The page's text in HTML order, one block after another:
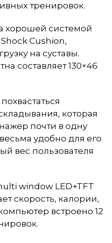
тренировок.
хорошей системой
Cushion,
на суставы.
составляет 130×46
которая
почти в одну
удобно для его
вес пользователя
window LED+TFT
скорость, калории,
встроено 12